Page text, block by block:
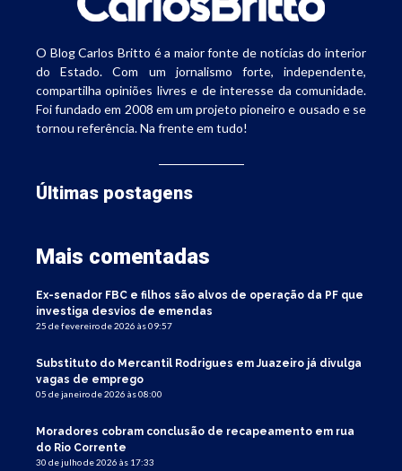
O Blog Carlos Britto é a maior fonte de notícias do interior
do Estado. Com um jornalismo forte, independente,
compartilha opiniões livres e de interesse da comunidade.
Foi fundado em 2008 em um projeto pioneiro e ousado e se
tornou referência. Na frente em tudo!
Últimas postagens
Mais comentadas
Ex-senador FBC e filhos são alvos de operação da PF que
investiga desvios de emendas
25 de fevereiro de 2026 às 09:57
Substituto do Mercantil Rodrigues em Juazeiro já divulga
vagas de emprego
05 de janeiro de 2026 às 08:00
Moradores cobram conclusão de recapeamento em rua
do Rio Corrente
30 de julho de 2026 às 17:33